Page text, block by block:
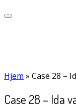
Hjem » Case 28 –
Case 28 – Ida